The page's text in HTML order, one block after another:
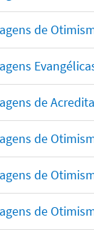
de
de
de
de
de